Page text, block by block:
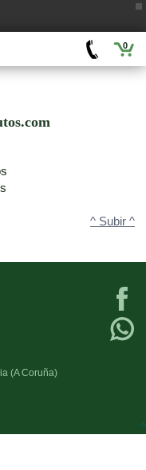
0
^ Subir ^
(A Coruña)
->